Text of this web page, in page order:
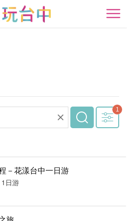
开
－花漾台中一日游
日游